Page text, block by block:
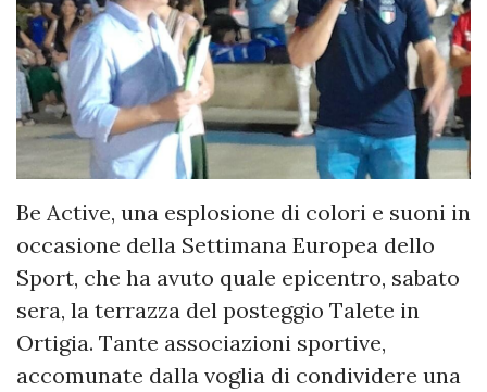
Be Active, una esplosione di colori e suoni in
occasione della Settimana Europea dello
Sport, che ha avuto quale epicentro, sabato
sera, la terrazza del posteggio Talete in
Ortigia. Tante associazioni sportive,
accomunate dalla voglia di condividere una